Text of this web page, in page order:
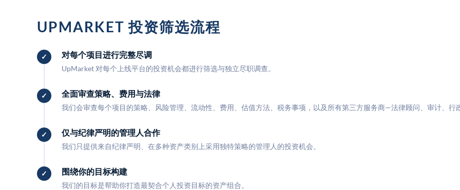
UPMARKET 投资筛选流程
对每个项目进行完整尽调
UpMarket 对每个上线平台的投资机会都进行筛选与独立尽职调查。
全面审查策略、费用与法律
我们会审查每个项目的策略、风险管理、流动性、费用、估值方法、税务事项，以及所有第三方服务商—法律顾问、审计、行
仅与纪律严明的管理人合作
我们只提供来自纪律严明、在多种资产类别上采用独特策略的管理人的投资机会。
围绕你的目标构建
我们的目标是帮助你打造最契合个人投资目标的资产组合。